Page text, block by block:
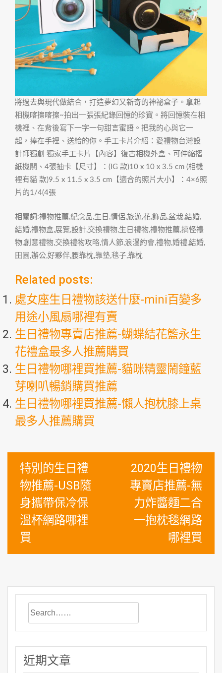
將過去與現代做結合，打造夢幻又新奇的神祕盒子。拿起
相機喀擦喀擦~拍出一張張紀錄回憶的珍寶。將回憶裝在相
機裡、在背後寫下一字一句甜言蜜語。把我的心與它一
起，捧在手裡、送給的你。手工卡片介紹：愛禮物台灣設
計師獨創 獨家手工卡片【內容】復古相機外盒、可伸縮摺
紙機關、4張抽卡【尺寸】：(IG 款)10 x 10 x 3.5 cm (相機
裡有貓 款)9.5 x 11.5 x 3.5 cm【適合的照片大小】：4×6照
片的1/4(4張
相關詞:禮物推薦,紀念品,生日,情侶,旅遊,花,飾品,盆栽,結婚,
結婚,禮物盒,展覽,設計,交換禮物,生日禮物,禮物推薦,搞怪禮
物,創意禮物,交換禮物攻略,情人節,浪漫約會,禮物,婚禮,結婚,
田園,辦公,好夥伴,腰靠枕,靠墊,毯子,靠枕
Related posts:
處女座生日禮物該送什麼-mini百變多
用途小風扇哪裡有賣
生日禮物專賣店推薦-蝴蝶結花籃永生
花禮盒最多人推薦購買
生日禮物哪裡買推薦-貓咪精靈鬧鐘藍
芽喇叭暢銷購買推薦
生日禮物哪裡買推薦-懶人抱枕膝上桌
最多人推薦購買
文
章
導
覽
特別的生日禮
物推薦-USB隨
身攜帶保冷保
溫杯網路哪裡
買
2020生日禮物
專賣店推薦-無
力炸醬麵二合
一抱枕毯網路
哪裡買
近期文章